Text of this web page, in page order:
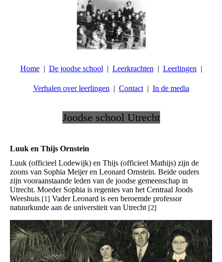
Home De joodse school Leerkrachten Leerlingen
Verhalen over leerlingen Contact In de media
Joodse school Utrecht
Luuk en Thijs Ornstein
Luuk (officieel Lodewijk) en Thijs (officieel Mathijs) zijn de
zoons van Sophia Meijer en Leonard Ornstein. Beide ouders
zijn vooraanstaande leden van de joodse gemeenschap in
Utrecht. Moeder Sophia is regentes van het Centraal Joods
Weeshuis.[1] Vader Leonard is een beroemde professor
natuurkunde aan de universiteit van Utrecht [2]